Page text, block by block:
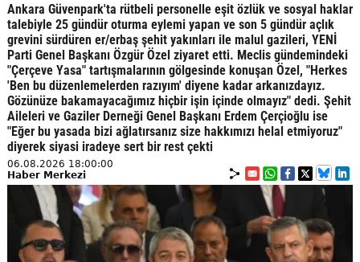
Ankara Güvenpark'ta rütbeli personelle eşit özlük ve sosyal haklar
talebiyle 25 gündür oturma eylemi yapan ve son 5 gündür açlık
grevini sürdüren er/erbaş şehit yakınları ile malul gazileri, YENİ
Parti Genel Başkanı Özgür Özel ziyaret etti. Meclis gündemindeki
"Çerçeve Yasa" tartışmalarının gölgesinde konuşan Özel, "Herkes
'Ben bu düzenlemelerden razıyım' diyene kadar arkanızdayız.
Gözünüze bakamayacağımız hiçbir işin içinde olmayız" dedi. Şehit
Aileleri ve Gaziler Derneği Genel Başkanı Erdem Çerçioğlu ise
"Eğer bu yasada bizi ağlatırsanız size hakkımızı helal etmiyoruz"
diyerek siyasi iradeye sert bir rest çekti
06.08.2026 18:00:00
Haber Merkezi